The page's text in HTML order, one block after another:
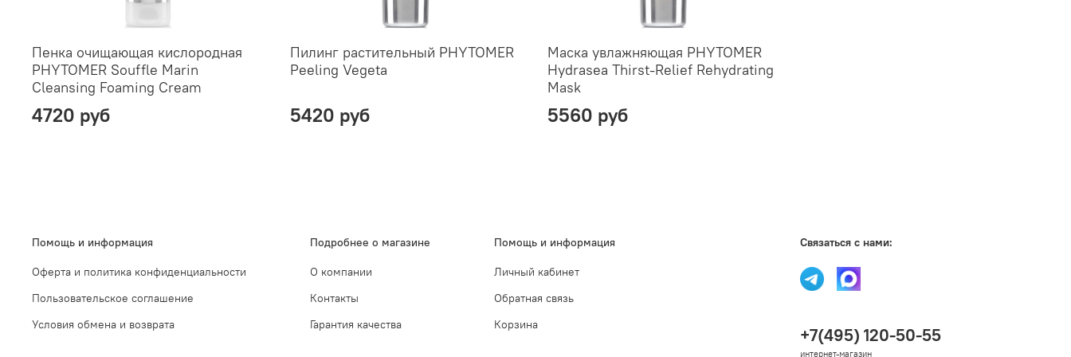
Пенка очищающая кислородная
PHYTOMER Souffle Marin
Cleansing Foaming Cream
4720 руб
Пилинг растительный PHYTOMER
Peeling Vegeta
5420 руб
Маска увлажняющая PHYTOMER
Hydrasea Thirst-Relief Rehydrating
Mask
5560 руб
Помощь и информация
Оферта и политика конфиденциальности
Пользовательское соглашение
Условия обмена и возврата
Подробнее о магазине
О компании
Контакты
Гарантия качества
Помощь и информация
Личный кабинет
Обратная связь
Корзина
Связаться с нами:
+7(495) 120-50-55
интернет-магазин